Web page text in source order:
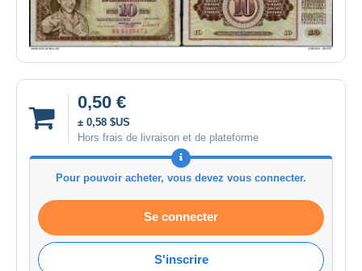
0,50 €
± 0,58 $US
Hors frais de livraison et de plateforme
Pour pouvoir acheter, vous devez vous connecter.
Se connecter
S'inscrire